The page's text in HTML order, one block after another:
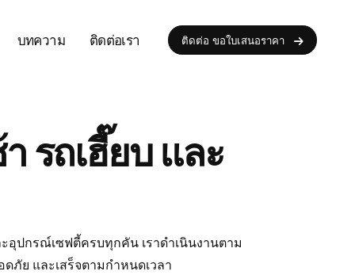
บทความ ติดต่อเรา ติดต่อ ขอใบเสนอราคา
รถเฮี๊ยบ และ
อุปกรณ์เซฟตี้ครบทุกคัน เราดำเนินงานตาม
ย และเสร็จตามกำหนดเวลา